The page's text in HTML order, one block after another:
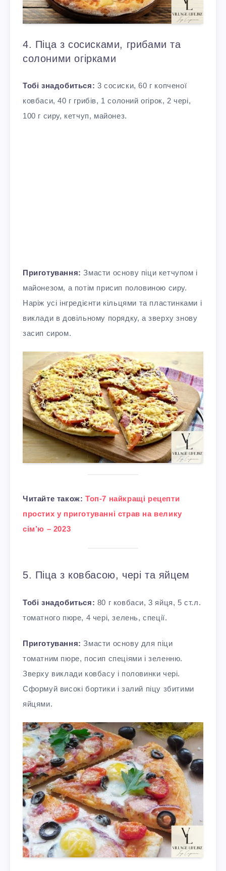
4. Піца з сосисками, грибами та
солоними огірками
Тобі знадобиться: 3 сосиски, 60 г копченої
ковбаси, 40 г грибів, 1 солоний огірок, 2 чері,
100 г сиру, кетчуп, майонез.
Приготування:Змасти основу піци кетчупом і
майонезом, а потім присип половиною сиру.
Наріж усі інгредієнти кільцями та пластинками і
виклади в довільному порядку, а зверху знову
засип сиром.
Читайте також: Топ-7 найкращі рецепти
простих у приготуванні страв на велику
сім’ю – 2023
5. Піца з ковбасою, чері та яйцем
Тобі знадобиться: 80 г ковбаси, 3 яйця, 5 ст.л.
томатного пюре, 4 чері, зелень, спеції.
Приготування:Змасти основу для піци
томатним пюре, посип спеціями і зеленню.
Зверху виклади ковбасу і половинки чері.
Сформуй високі бортики і залий піцу збитими
яйцями.